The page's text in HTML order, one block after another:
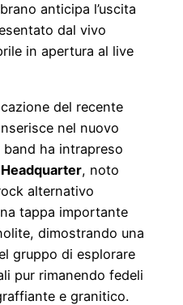
anticipa l’uscita
dal vivo
in apertura al live
del recente
nel nuovo
ha intrapreso
, noto
alternativo
tappa importante
dimostrando una
gruppo di esplorare
pur rimanendo fedeli
e granitico.